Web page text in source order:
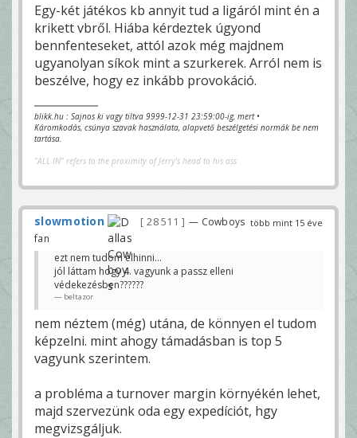
Egy-két játékos kb annyit tud a ligáról mint én a
krikett vbről. Hiába kérdeztek úgyond
bennfenteseket, attól azok még majdnem
ugyanolyan síkok mint a szurkerek. Arról nem is
beszélve, hogy ez inkább provokáció.
blikk.hu : Sajnos ki vagy tiltva 9999-12-31 23:59:00-ig, mert •
Káromkodás, csúnya szavak használata, alapvető beszélgetési normák be nem
tartása.
"ALL IN" refers to the proximity of Jerry's head to his ass
több mint 15 éve
slowmotion 28 511
— Cowboys
fan
ezt nem tudom elhinni...
jól láttam hogy 4. vagyunk a passz elleni
védekezésben??????
beltazor
nem néztem (még) utána, de könnyen el tudom
képzelni. mint ahogy támadásban is top 5
vagyunk szerintem.
a probléma a turnover margin környékén lehet,
majd szervezünk oda egy expedíciót, hgy
megvizsgáljuk.